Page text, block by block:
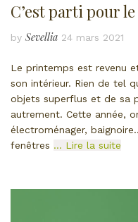
C’est parti pour
by Sevellia 24 mars 2021
Le printemps est revenu
son intérieur. Rien de tel
objets superflus et de sa
autrement. Cette année,
électroménager,
fenêtres … Lire la suite